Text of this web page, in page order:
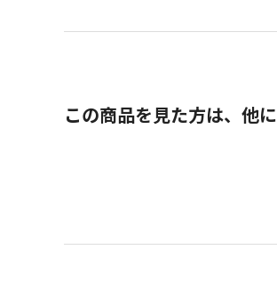
この商品を見た方は、他